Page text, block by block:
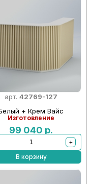
арт. 42769-127
+ Крем Вайс
Изготовление
99 040 р.
+
В корзину